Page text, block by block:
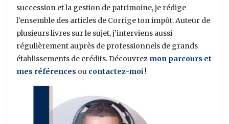
succession et la gestion de patrimoine, je rédige
l’ensemble des articles de Corrige ton impôt. Auteur de
plusieurs livres sur le sujet, j’interviens aussi
régulièrement auprès de professionnels de grands
établissements de crédits. Découvrez mon parcours et
mes références ou contactez-moi !